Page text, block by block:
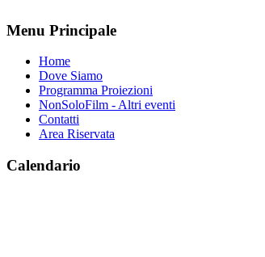
Menu Principale
Home
Dove Siamo
Programma Proiezioni
NonSoloFilm - Altri eventi
Contatti
Area Riservata
Calendario